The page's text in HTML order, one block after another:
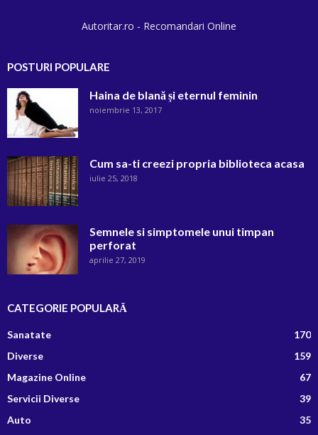
Autoritar.ro - Recomandari Online
POSTURI POPULARE
Haina de blană și eternul feminin
noiembrie 13, 2017
Cum sa-ti creezi propria biblioteca acasa
iulie 25, 2018
Semnele si simptomele unui timpan
perforat
aprilie 27, 2019
CATEGORIE POPULARĂ
Sanatate
170
Diverse
159
Magazine Online
67
Servicii Diverse
39
Auto
35